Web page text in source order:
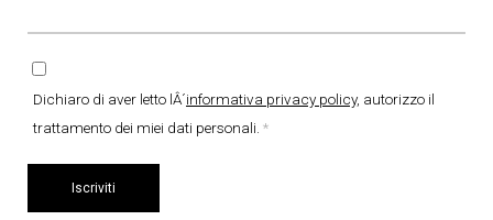
Dichiaro di aver letto lÂ´informativa privacy policy, autorizzo il
trattamento dei miei dati personali. *
Iscriviti